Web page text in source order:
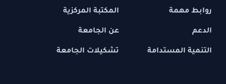
روابط مهمة
الدعم
التنمية المستدامة
المكتبة المركزية
عن الجامعة
تشكيلات الجامعة